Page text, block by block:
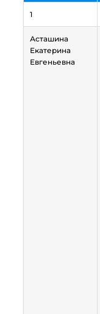
1
Асташина
Екатерина
Евгеньевна